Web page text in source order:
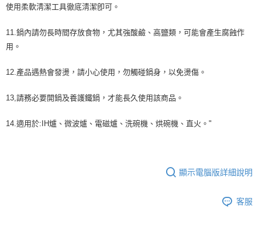
使用柔軟淸潔工具徹底淸潔卽可。
11.鍋內請勿長時間存放食物，尤其強酸鹼、高鹽類，可能會產生腐蝕作
用。
12.產品遇熱會發燙，請小心使用，勿觸碰鍋身，以免燙傷。
13,請務必要開鍋及養護鐵鍋，才能長久使用該商品。
14.適用於:IH爐、微波爐、電磁爐、洗碗機、烘碗機、直火。"
顯示電腦版詳細說明
客服